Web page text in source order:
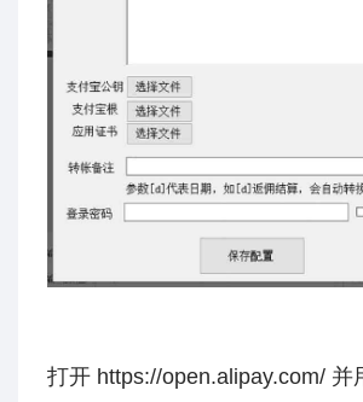
打开 https://open.alipay.com/ 并